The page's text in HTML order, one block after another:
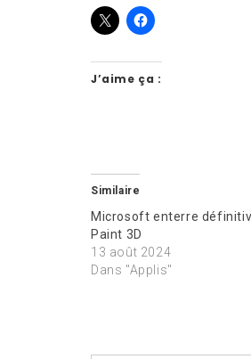
J’aime ça :
Similaire
Microsoft enterre
Paint 3D
13 août 2024
Dans "Applis"